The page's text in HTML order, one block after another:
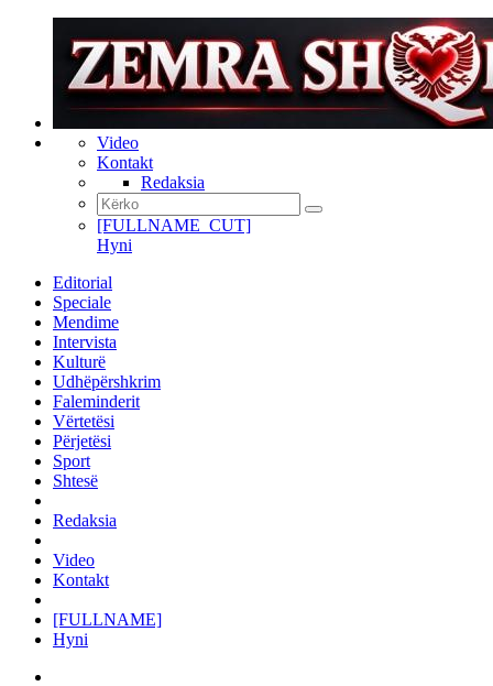
Video
Kontakt
Redaksia
[FULLNAME_CUT]
Hyni
Editorial
Speciale
Mendime
Intervista
Kulturë
Udhëpërshkrim
Faleminderit
Vërtetësi
Përjetësi
Sport
Shtesë
Redaksia
Video
Kontakt
[FULLNAME]
Hyni